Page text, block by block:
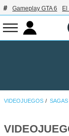
Gameplay GTA 6
VIDEOJUEGOS SAGAS